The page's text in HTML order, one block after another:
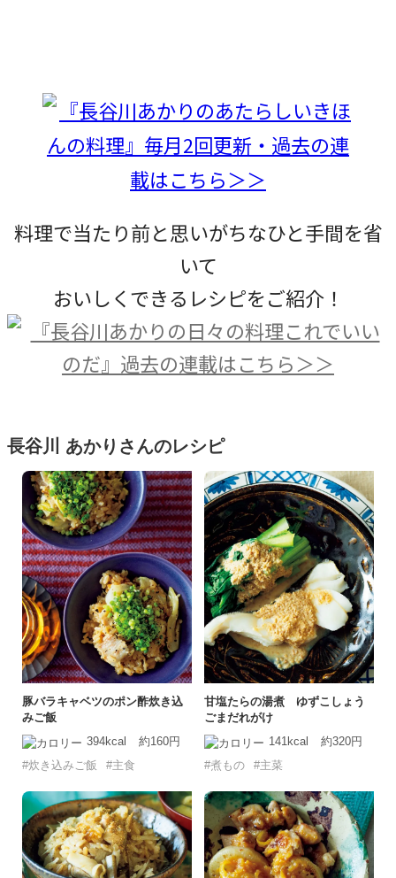
料理で当たり前と思いがちなひと手間を省
いて
おいしくできるレシピをご紹介！
長谷川 あかりさんのレシピ
豚バラキャベツのポン酢炊き込
みご飯
394kcal
約160円
#炊き込みご飯
#主食
甘塩たらの湯煮 ゆずこしょう
ごまだれがけ
141kcal
約320円
#煮もの
#主菜